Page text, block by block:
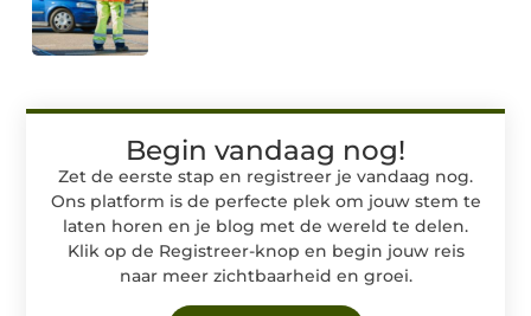
Begin vandaag nog!
Zet de eerste stap en registreer je vandaag nog.
Ons platform is de perfecte plek om jouw stem te
laten horen en je blog met de wereld te delen.
Klik op de Registreer-knop en begin jouw reis
naar meer zichtbaarheid en groei.